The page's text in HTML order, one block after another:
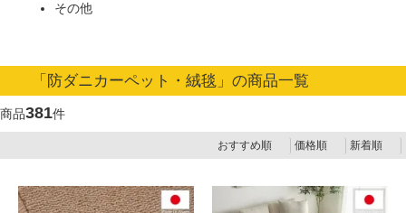
その他
「防ダニカーペット・絨毯」の商品一覧
商品381件
おすすめ順 価格順 新着順